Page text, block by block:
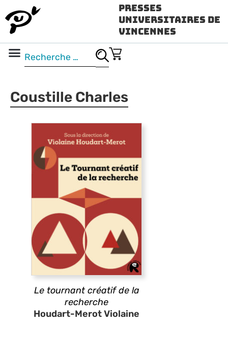
Presses
Universitaires de
Vincennes
Coustille Charles
Le tournant créatif de la
recherche
Houdart-Merot Violaine